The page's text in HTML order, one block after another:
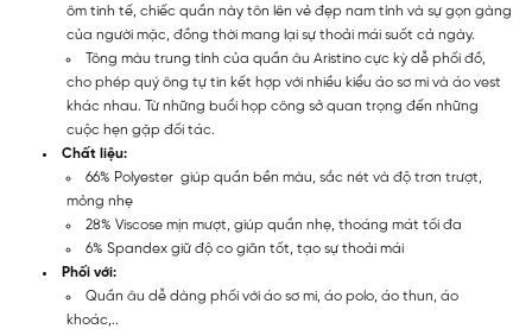
ôm tinh tế, chiếc quần này tôn lên vẻ đẹp nam tính và sự gọn gàng
của người mặc, đồng thời mang lại sự thoải mái suốt cả ngày.
Tông màu trung tính của quần âu Aristino cực kỳ dễ phối đồ,
cho phép quý ông tự tin kết hợp với nhiều kiểu áo sơ mi và áo vest
khác nhau. Từ những buổi họp công sở quan trọng đến những
cuộc hẹn gặp đối tác.
Chất liệu:
66% Polyester giúp quần bền màu, sắc nét và độ trơn trượt,
mỏng nhẹ
28% Viscose mịn mượt, giúp quần nhẹ, thoáng mát tối đa
6% Spandex giữ độ co giãn tốt, tạo sự thoải mái
Phối với:
Quần âu dễ dàng phối với áo sơ mi, áo polo, áo thun, áo
khoác,..